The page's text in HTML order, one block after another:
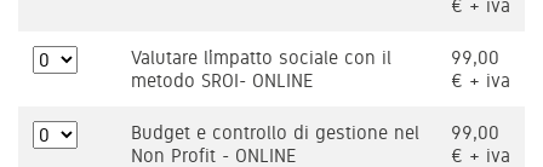
€ + iva
Valutare l’impatto sociale con il
metodo SROI- ONLINE
99,00
€ + iva
Budget e controllo di gestione nel
Non Profit - ONLINE
99,00
€ + iva